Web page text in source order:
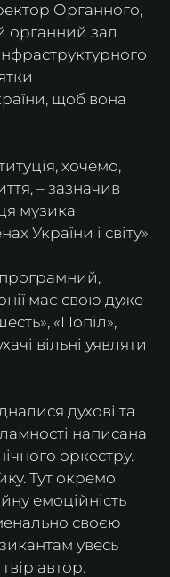
Органного,
органний зал
щоб вона
хочемо,
– зазначив
музика
України і світу».
програмний,
має свою дуже
«Попіл»,
вільні уявляти
духові та
написана
оркестру.
Тут окремо
емоційність
своєю
увесь
автор.